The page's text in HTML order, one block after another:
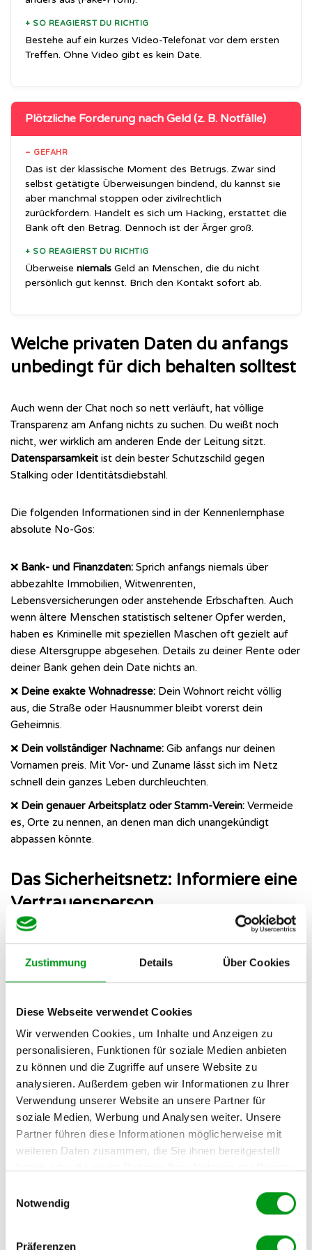
Zustimmung Details Über Cookies
Diese Webseite verwendet Cookies
Wir verwenden Cookies, um Inhalte und Anzeigen zu
personalisieren, Funktionen für soziale Medien anbieten
zu können und die Zugriffe auf unsere Website zu
analysieren. Außerdem geben wir Informationen zu Ihrer
Verwendung unserer Website an unsere Partner für
soziale Medien, Werbung und Analysen weiter. Unsere
Partner führen diese Informationen möglicherweise mit
weiteren Daten zusammen, die Sie ihnen bereitgestellt
Notwendig
Präferenzen
+ SO REAGIERST DU RICHTIG
Bestehe auf ein kurzes Video-Telefonat vor dem ersten
Treffen. Ohne Video gibt es kein Date.
Plötzliche Forderung nach Geld (z. B. Notfälle)
– GEFAHR
Das ist der klassische Moment des Betrugs. Zwar sind
selbst getätigte Überweisungen bindend, du kannst sie
aber manchmal stoppen oder zivilrechtlich
zurückfordern. Handelt es sich um Hacking, erstattet die
Bank oft den Betrag. Dennoch ist der Ärger groß.
+ SO REAGIERST DU RICHTIG
Überweise niemals Geld an Menschen, die du nicht
persönlich gut kennst. Brich den Kontakt sofort ab.
Welche privaten Daten du anfangs
unbedingt für dich behalten solltest
Auch wenn der Chat noch so nett verläuft, hat völlige
Transparenz am Anfang nichts zu suchen. Du weißt noch
nicht, wer wirklich am anderen Ende der Leitung sitzt.
Datensparsamkeit ist dein bester Schutzschild gegen
Stalking oder Identitätsdiebstahl.
Die folgenden Informationen sind in der Kennenlernphase
absolute No-Gos:
❌ Bank- und Finanzdaten: Sprich anfangs niemals über
abbezahlte Immobilien, Witwenrenten,
Lebensversicherungen oder anstehende Erbschaften. Auch
wenn ältere Menschen statistisch seltener Opfer werden,
haben es Kriminelle mit speziellen Maschen oft gezielt auf
diese Altersgruppe abgesehen. Details zu deiner Rente oder
deiner Bank gehen dein Date nichts an.
❌ Deine exakte Wohnadresse: Dein Wohnort reicht völlig
aus, die Straße oder Hausnummer bleibt vorerst dein
Geheimnis.
❌ Dein vollständiger Nachname: Gib anfangs nur deinen
Vornamen preis. Mit Vor- und Zuname lässt sich im Netz
schnell dein ganzes Leben durchleuchten.
❌ Dein genauer Arbeitsplatz oder Stamm-Verein: Vermeide
es, Orte zu nennen, an denen man dich unangekündigt
abpassen könnte.
Das Sicherheitsnetz: Informiere eine
Vertrauensperson
Bevor du das Haus für dein erstes Date verlässt, solltest du
immer eine Person aus deinem engsten Umfeld einweihen.
sondern stellt auch sicher, dass im Notfall jemand weiß, wo
du bist.
Experten-Tipp:„Teile deinenLive-Standort
über das Smartphone(z.B. via WhatsApp)
mit einer Person deines Vertrauens. Sag ihr,
mit wem du dich triffst und wann du dich
voraussichtlich wieder meldest. Dieser
Schutz ist völlig unaufdringlich – dein Date
hochwirksam. Sollte die Stimmung
unangenehm werden, reicht eine kurze